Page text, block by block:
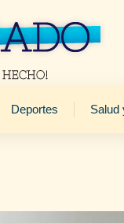
Deportes Salud